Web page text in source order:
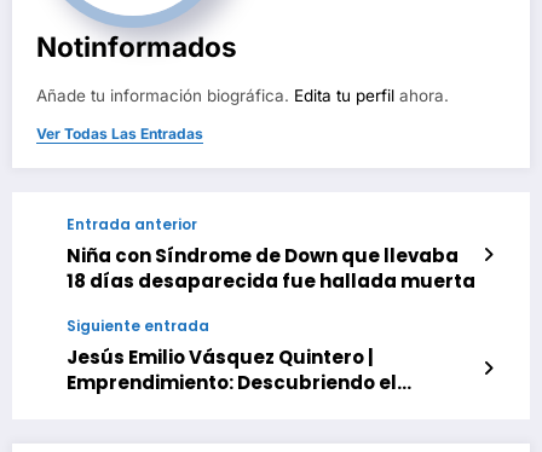
Notinformados
Añade tu información biográfica. Edita tu perfil ahora.
Ver Todas Las Entradas
Entrada anterior
Niña con Síndrome de Down que llevaba
18 días desaparecida fue hallada muerta
Siguiente entrada
Jesús Emilio Vásquez Quintero |
Emprendimiento: Descubriendo el